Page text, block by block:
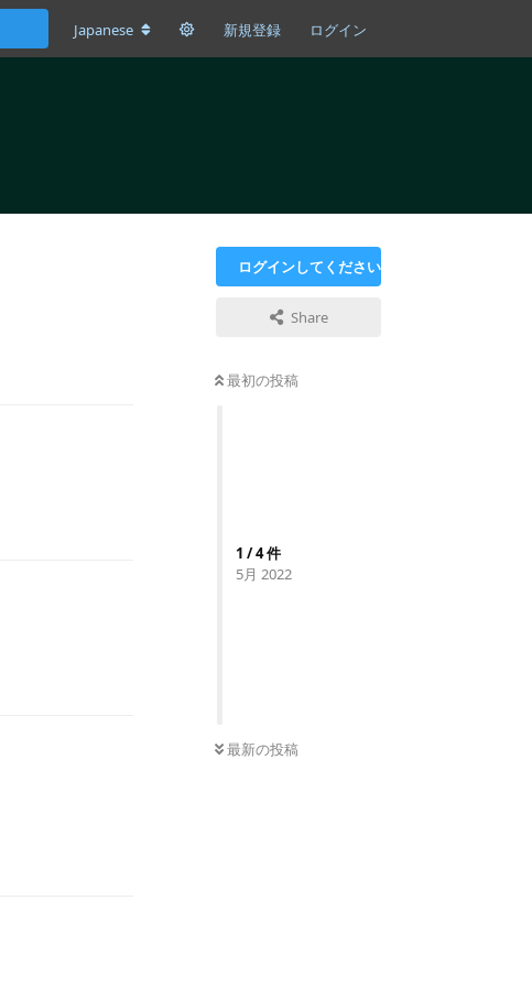
Japanese 新規登録 ログイン
ログインしてください
Share
最初の投稿
1 /4件
5月 2022
最新の投稿